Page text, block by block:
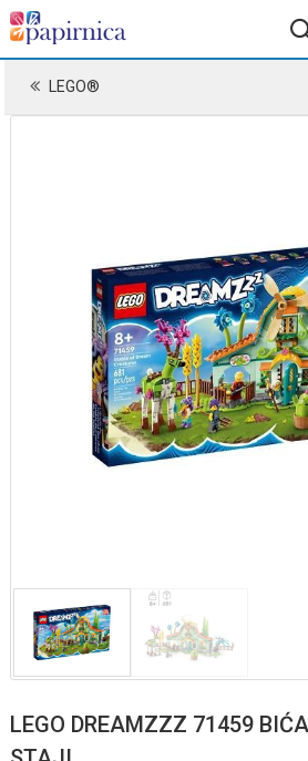
LEGO®
LEGO DREAMZZZ 71459